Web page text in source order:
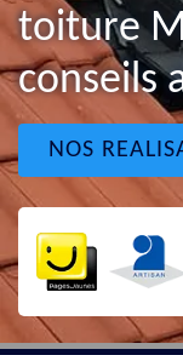
toiture
conseils
NOS